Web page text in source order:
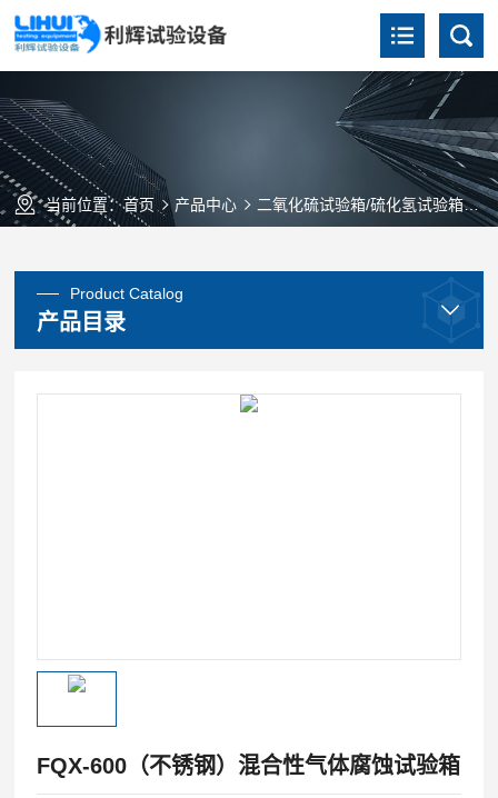
当前位置：首页 产品中心 二氧化硫试验箱/硫化氢试验箱
Product Catalog
产品目录
FQX-600（不锈钢）混合性气体腐蚀试验箱